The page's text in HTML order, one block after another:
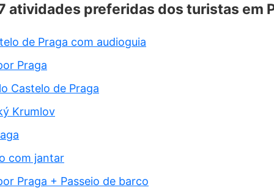
atividades preferidas dos turistas em
de Praga com audioguia
Praga
Castelo de Praga
Krumlov
com jantar
Praga + Passeio de barco